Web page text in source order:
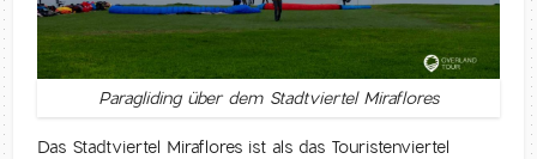
Paragliding über dem Stadtviertel Miraflores
Das Stadtviertel Miraflores ist als das Touristenviertel